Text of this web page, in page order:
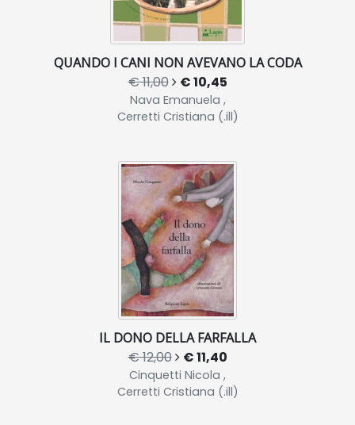
QUANDO I CANI NON AVEVANO LA CODA
€ 11,00 € 10,45
Nava Emanuela ,
Cerretti Cristiana (.ill)
IL DONO DELLA FARFALLA
€ 12,00 € 11,40
Cinquetti Nicola ,
Cerretti Cristiana (.ill)